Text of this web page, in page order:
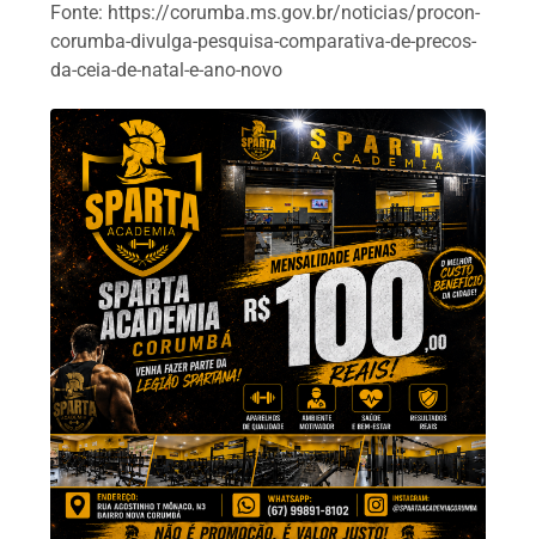
Fonte: https://corumba.ms.gov.br/noticias/procon-
corumba-divulga-pesquisa-comparativa-de-precos-
da-ceia-de-natal-e-ano-novo